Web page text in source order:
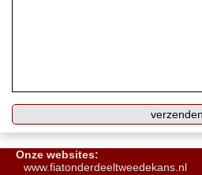
Onze websites:
www.fiatonderdeeltweedekans.nl